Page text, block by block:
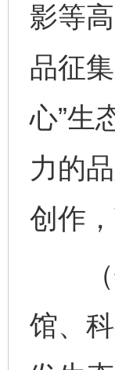
影等
品征
心”生
力的
创作
（七
馆、